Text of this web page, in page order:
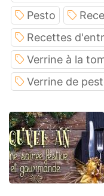
Pesto
Recettes
Verrine à la
Verrine de